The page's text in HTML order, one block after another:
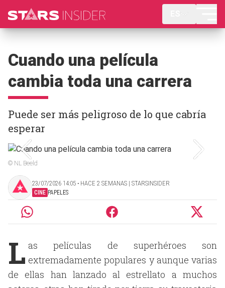
Cuando una película
cambia toda una carrera
Puede ser más peligroso de lo que cabría
esperar
© NL Beeld
23/07/2026 14:05 ‧ HACE 2 SEMANAS | STARSINSIDER
CINE PAPELES
L as películas de superhéroes son
extremadamente populares y aunque varias
de ellas han lanzado al estrellato a muchos